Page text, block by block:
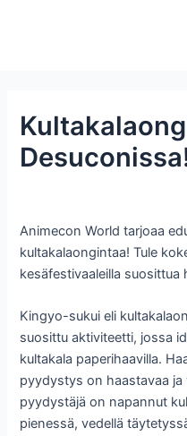
Animecon World tarjoaa
kultakalaongintaa! Tule
kesäfestivaaleilla
Kingyo-sukui eli
suosittu aktiviteetti, jossa
kultakala paperihaavilla.
pyydystys on haastavaa
pyydystäjä on napannut
pienessä, vedellä